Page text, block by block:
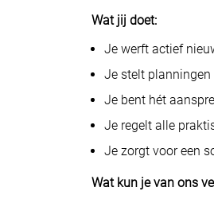
Wat jij doet:
Je werft actief
Je stelt
Je bent hét
Je regelt alle
Je zorgt voor een
Wat kun je van ons